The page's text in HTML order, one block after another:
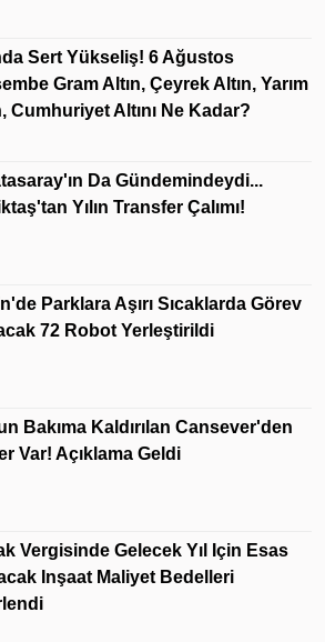
Sert Yükseliş! 6 Ağustos
Gram Altın, Çeyrek Altın, Yarım
Cumhuriyet Altını Ne Kadar?
Da Gündemindeydi...
Yılın Transfer Çalımı!
Parklara Aşırı Sıcaklarda Görev
72 Robot Yerleştirildi
Bakıma Kaldırılan Cansever'den
Var! Açıklama Geldi
Vergisinde Gelecek Yıl Için Esas
Inşaat Maliyet Bedelleri